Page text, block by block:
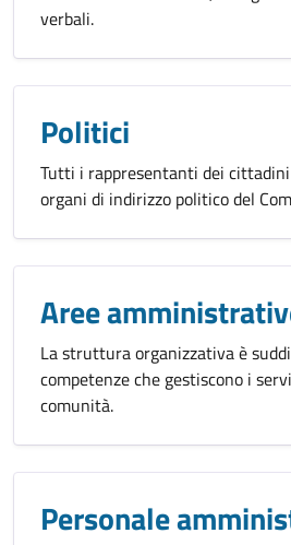
verbali.
Politici
Tutti i rappresentanti dei
organi di indirizzo politico del
Aree
La struttura organizzativa è
competenze che gestiscono i
comunità.
Personale